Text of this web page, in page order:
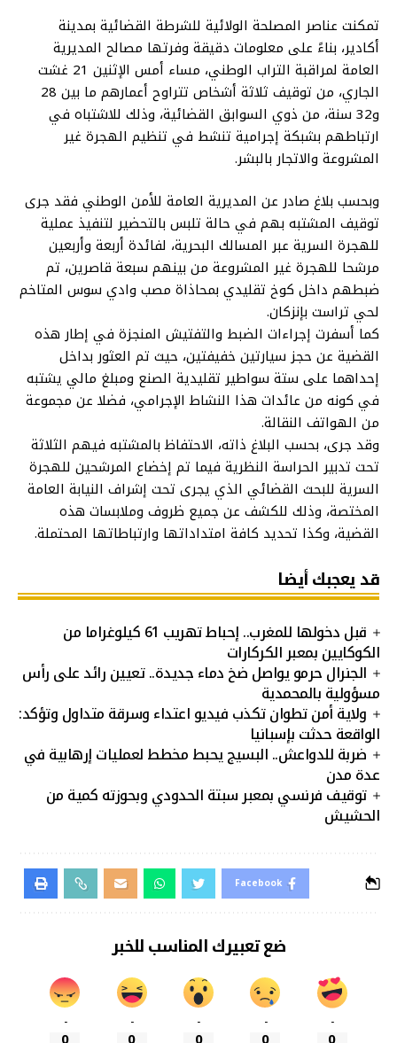
تمكنت عناصر المصلحة الولائية للشرطة القضائية بمدينة
أكادير، بناءً على معلومات دقيقة وفرتها مصالح المديرية
العامة لمراقبة التراب الوطني، مساء أمس الإثنين 21 غشت
الجاري، من توقيف ثلاثة أشخاص تتراوح أعمارهم ما بين 28
و32 سنة، من ذوي السوابق القضائية، وذلك للاشتباه في
ارتباطهم بشبكة إجرامية تنشط في تنظيم الهجرة غير
المشروعة والاتجار بالبشر.
وبحسب بلاغ صادر عن المديرية العامة للأمن الوطني فقد جرى
توقيف المشتبه بهم في حالة تلبس بالتحضير لتنفيذ عملية
للهجرة السرية عبر المسالك البحرية، لفائدة أربعة وأربعين
مرشحا للهجرة غير المشروعة من بينهم سبعة قاصرين، تم
ضبطهم داخل كوخ تقليدي بمحاذاة مصب وادي سوس المتاخم
لحي تراست بإنزكان.
كما أسفرت إجراءات الضبط والتفتيش المنجزة في إطار هذه
القضية عن حجز سيارتين خفيفتين، حيث تم العثور بداخل
إحداهما على ستة سواطير تقليدية الصنع ومبلغ مالي يشتبه
في كونه من عائدات هذا النشاط الإجرامي، فضلا عن مجموعة
من الهواتف النقالة.
وقد جرى، بحسب البلاغ ذاته، الاحتفاظ بالمشتبه فيهم الثلاثة
تحت تدبير الحراسة النظرية فيما تم إخضاع المرشحين للهجرة
السرية للبحث القضائي الذي يجرى تحت إشراف النيابة العامة
المختصة، وذلك للكشف عن جميع ظروف وملابسات هذه
القضية، وكذا تحديد كافة امتداداتها وارتباطاتها المحتملة.
قد يعجبك أيضا
قبل دخولها للمغرب.. إحباط تهريب 61 كيلوغراما من
الكوكايين بمعبر الكركارات
الجنرال حرمو يواصل ضخ دماء جديدة.. تعيين رائد على رأس
مسؤولية بالمحمدية
ولاية أمن تطوان تكذب فيديو اعتداء وسرقة متداول وتؤكد:
الواقعة حدثت بإسبانيا
ضربة للدواعش.. البسيج يحبط مخطط لعمليات إرهابية في
عدة مدن
توقيف فرنسي بمعبر سبتة الحدودي وبحوزته كمية من
الحشيش
Facebook
ضع تعبيرك المناسب للخبر
-
-
-
-
-